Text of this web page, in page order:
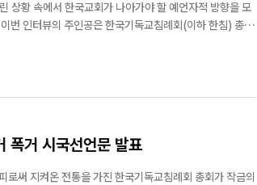
상황 속에서 한국교회가 나아가야 할 예언자적 방향을 모
교단처럼 보일 수 있으나, 국가 권력으로부터의 교회의
거 시국선언문 발표
써 지켜온 전통을 가진 한국기독교침례회 총회가 작금의